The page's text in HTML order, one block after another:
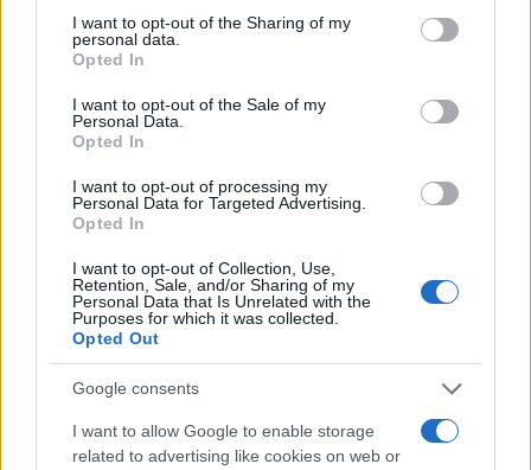
not limited to your visit or usage behaviour. You may click to
grant or deny consent to Google and its third-party tags to
use your data for below specified purposes in below Google
consent section.
I want to opt-out of the Sharing of my
personal data.
Opted In
I want to opt-out of the Sale of my
Personal Data.
Opted In
I want to opt-out of processing my
Personal Data for Targeted Advertising.
Opted In
I want to opt-out of Collection, Use,
Retention, Sale, and/or Sharing of my
Personal Data that Is Unrelated with the
Purposes for which it was collected.
Opted Out
Google consents
I want to allow Google to enable storage
related to advertising like cookies on web or
emergentes y competencias clave
CIENCIA Y TECNOLOGÍA
Un hombre compra el primer mensaje